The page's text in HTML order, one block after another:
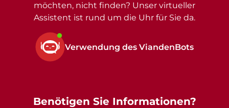
möchten, nicht finden? Unser virtueller
Assistent ist rund um die Uhr für Sie da.
Verwendung des ViandenBots
Benötigen Sie Informationen?